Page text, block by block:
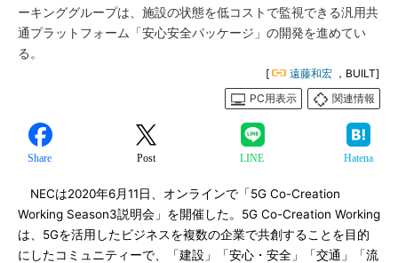
ーキンググループは、施設の状態を低コストで監視できる汎用共
通プラットフォーム「安心安全パッケージ」の開発を進めてい
る。
[ 遠藤和宏 ，BUILT]
PC用表示
関連情報
Share Post LINE Hatena
NECは2020年6月11日、オンラインで「5G Co-Creation
Working Season3説明会」を開催した。5G Co-Creation Working
は、5Gを活用したビジネスを複数の企業で共創することを目的
にしたコミュニティーで、「建設」「安心・安全」「交通」「流